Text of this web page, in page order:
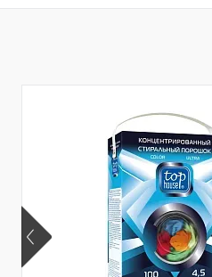
В избранное
В наличии